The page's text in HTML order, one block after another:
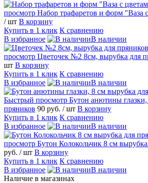
просмотр Набор трафаретов и форм "Ваза
/ шт В корзину
Купить в 1 клик К сравнению
В избранное
В наличии
просмотр Цветочек №2 8см, вырубка для
шт В корзину
Купить в 1 клик К сравнению
В избранное
В наличии
Быстрый просмотр Бутон анютины
пряников 90 руб. / шт В корзину
Купить в 1 клик К сравнению
В избранное
В наличии
просмотр Бутон Колокольчик 8 см
руб. / шт В корзину
Купить в 1 клик К сравнению
В избранное
В наличии
Наличие в магазинах